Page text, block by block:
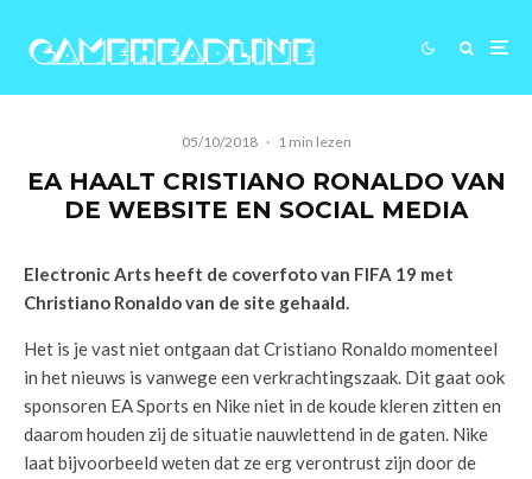
05/10/2018 · 1 min lezen
EA HAALT CRISTIANO RONALDO VAN
DE WEBSITE EN SOCIAL MEDIA
Electronic Arts heeft de coverfoto van FIFA 19 met
Christiano Ronaldo van de site gehaald.
Het is je vast niet ontgaan dat Cristiano Ronaldo momenteel
in het nieuws is vanwege een verkrachtingszaak. Dit gaat ook
sponsoren EA Sports en Nike niet in de koude kleren zitten en
daarom houden zij de situatie nauwlettend in de gaten. Nike
laat bijvoorbeeld weten dat ze erg verontrust zijn door de